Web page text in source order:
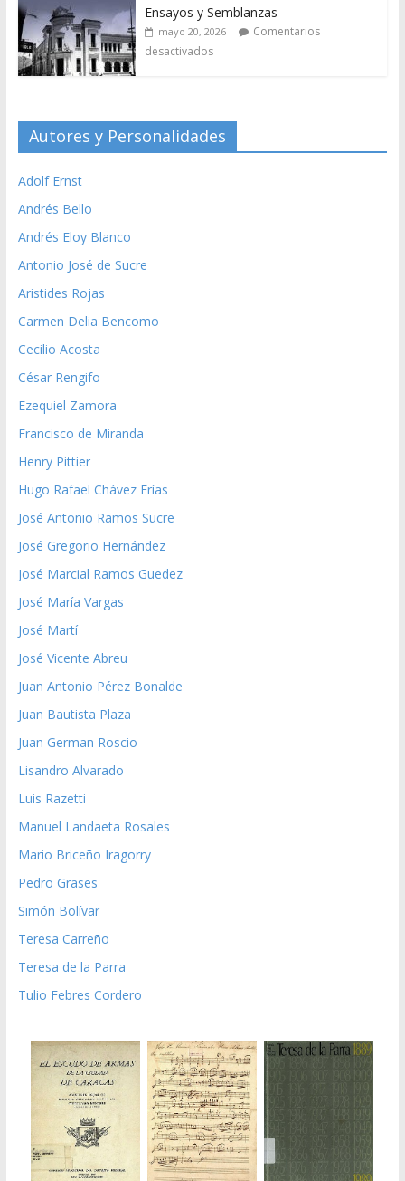
Ensayos y Semblanzas
mayo 20, 2026
Comentarios
desactivados
Autores y Personalidades
Adolf Ernst
Andrés Bello
Andrés Eloy Blanco
Antonio José de Sucre
Aristides Rojas
Carmen Delia Bencomo
Cecilio Acosta
César Rengifo
Ezequiel Zamora
Francisco de Miranda
Henry Pittier
Hugo Rafael Chávez Frías
José Antonio Ramos Sucre
José Gregorio Hernández
José Marcial Ramos Guedez
José María Vargas
José Martí
José Vicente Abreu
Juan Antonio Pérez Bonalde
Juan Bautista Plaza
Juan German Roscio
Lisandro Alvarado
Luis Razetti
Manuel Landaeta Rosales
Mario Briceño Iragorry
Pedro Grases
Simón Bolívar
Teresa Carreño
Teresa de la Parra
Tulio Febres Cordero